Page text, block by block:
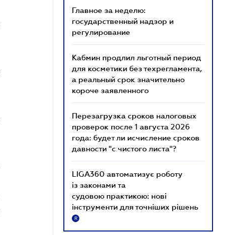
Главное за неделю:
государственный надзор и
регулирование
Кабмин продлил льготный период
для косметики без техрегламента,
а реальный срок значительно
короче заявленного
Перезагрузка сроков налоговых
проверок после 1 августа 2026
года: будет ли исчисление сроков
давности "с чистого листа"?
LIGA360 автоматизує роботу
із законами та
судовою практикою: нові
інструменти для точніших рішень
R